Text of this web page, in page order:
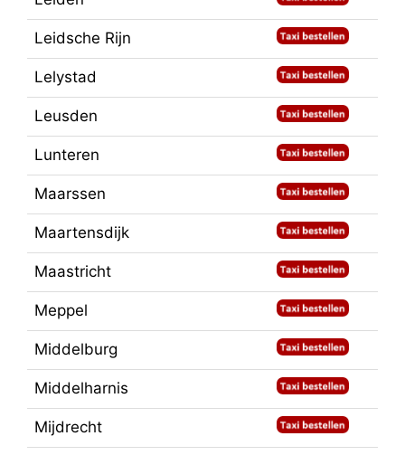
Leidsche Rijn
Lelystad
Leusden
Lunteren
Maarssen
Maartensdijk
Maastricht
Meppel
Middelburg
Middelharnis
Mijdrecht